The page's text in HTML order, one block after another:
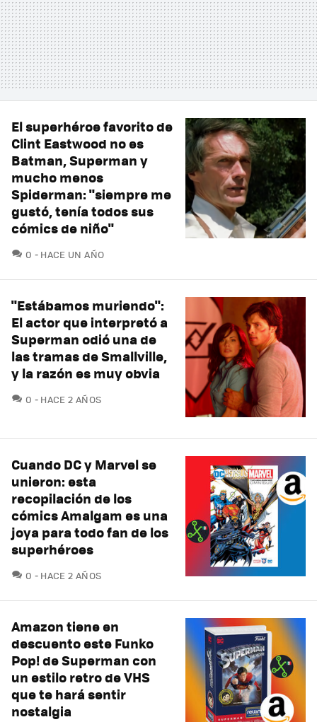
El superhéroe favorito de
Clint Eastwood no es
Batman, Superman y
mucho menos
Spiderman: "siempre me
gustó, tenía todos sus
cómics de niño"
0 COMENTARIOS
HACE UN AÑO
"Estábamos muriendo":
El actor que interpretó a
Superman odió una de
las tramas de Smallville,
y la razón es muy obvia
0 COMENTARIOS
HACE 2 AÑOS
Cuando DC y Marvel se
unieron: esta
recopilación de los
cómics Amalgam es una
joya para todo fan de los
superhéroes
0 COMENTARIOS
HACE 2 AÑOS
Amazon tiene en
descuento este Funko
Pop! de Superman con
un estilo retro de VHS
que te hará sentir
nostalgia